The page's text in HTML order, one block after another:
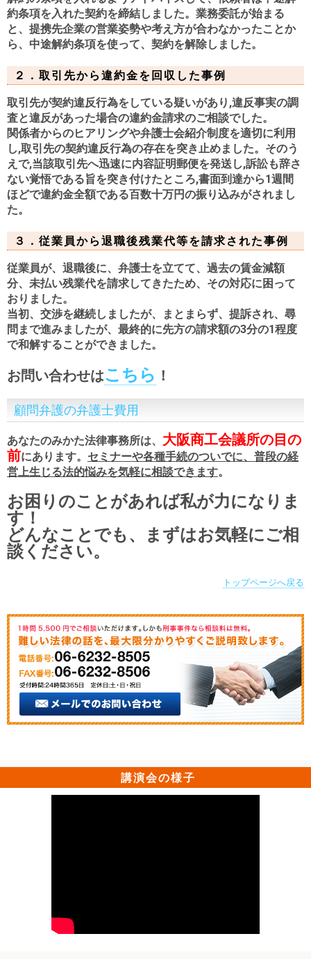
約条項を入れた契約を締結しました。業務委託が始まる
と、提携先企業の営業姿勢や考え方が合わなかったことか
ら、中途解約条項を使って、契約を解除しました。
２． 取引先から違約金を回収した事例
取引先が契約違反行為をしている疑いがあり,違反事実の調
査と違反があった場合の違約金請求のご相談でした。
関係者からのヒアリングや弁護士会紹介制度を適切に利用
し,取引先の契約違反行為の存在を突き止めました。そのう
えで,当該取引先へ迅速に内容証明郵便を発送し,訴訟も辞さ
ない覚悟である旨を突き付けたところ,書面到達から1週間
ほどで違約金全額である百数十万円の振り込みがされまし
た。
３． 従業員から退職後残業代等を請求された事例
従業員が、退職後に、弁護士を立てて、過去の賃金減額
分、未払い残業代を請求してきたため、その対応に困って
おりました。
当初、交渉を継続しましたが、まとまらず、提訴され、尋
問まで進みましたが、最終的に先方の請求額の3分の1程度
で和解することができました。
お問い合わせはこちら ！
顧問弁護の弁護士費用
あなたのみかた法律事務所は、 大阪商工会議所の目の
前にあります。 セミナーや各種手続のついでに、普段の経
営上生じる法的悩みを気軽に相談できます。
お困りのことがあれば私が力になりま
す！
どんなことでも、まずはお気軽にご相
談ください。
トップページへ戻る
講演会の様子